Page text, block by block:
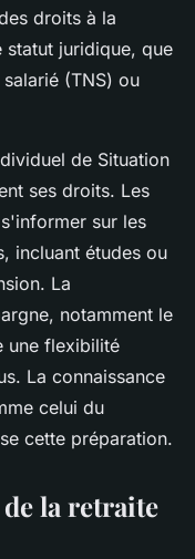
droits à la
juridique, que
(TNS) ou
de Situation
ses droits. Les
sur les
incluant études ou
La
notamment le
une flexibilité
La connaissance
celui du
cette préparation.
la retraite